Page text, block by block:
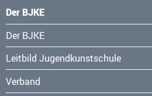
Der BJKE
Navigation
überspringen
Der BJKE
Leitbild Jugendkunstschule
Verband